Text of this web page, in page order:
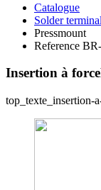
Catalogue
Solder
Pressmount
Reference
Insertion à force
top_texte_insertion-